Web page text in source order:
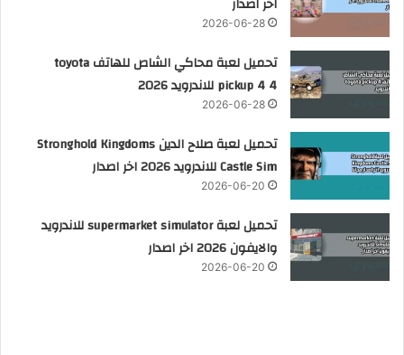
2026-06-28
تحميل لعبة محاكي الشاص للهاتف toyota
pickup 4 4 للاندرويد 2026
2026-06-28
تحميل لعبة صلاح الدين Stronghold Kingdoms
Castle Sim للاندرويد 2026 اخر اصدار
2026-06-20
تحميل لعبة supermarket simulator للاندرويد
والايفون 2026 اخر اصدار
2026-06-20